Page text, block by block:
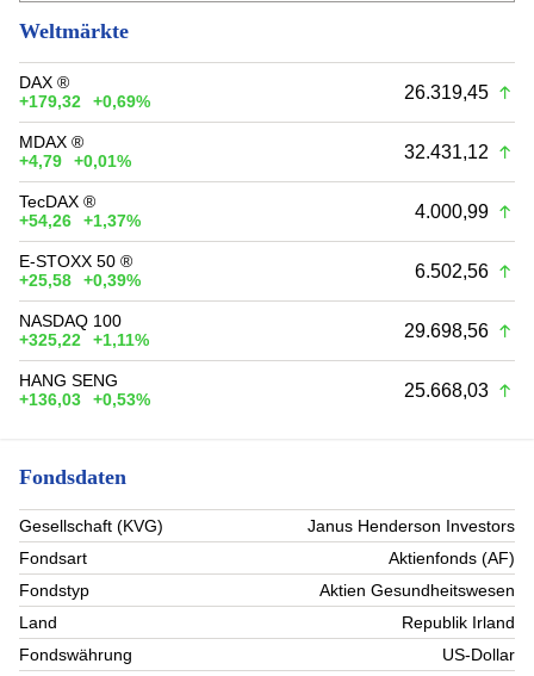
Weltmärkte
DAX ®
+179,32
+0,69% 26.319,45
MDAX ®
+4,79
+0,01% 32.431,12
TecDAX ®
+54,26
+1,37% 4.000,99
E-STOXX 50 ®
+25,58
+0,39% 6.502,56
NASDAQ 100
+325,22
+1,11% 29.698,56
HANG SENG
+136,03
+0,53% 25.668,03
Fondsdaten
Gesellschaft (KVG)
Janus Henderson Investors
Fondsart
Aktienfonds (AF)
Fondstyp
Aktien Gesundheitswesen
Land
Republik Irland
Fondswährung
US-Dollar